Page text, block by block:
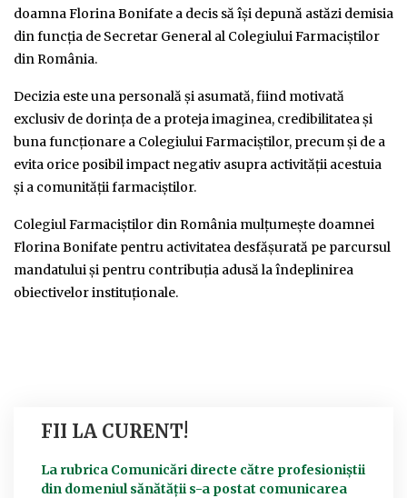
doamna Florina Bonifate a decis să își depună astăzi demisia
din funcția de Secretar General al Colegiului Farmaciștilor
din România.
Decizia este una personală și asumată, fiind motivată
exclusiv de dorința de a proteja imaginea, credibilitatea și
buna funcționare a Colegiului Farmaciștilor, precum și de a
evita orice posibil impact negativ asupra activității acestuia
și a comunității farmaciștilor.
Colegiul Farmaciștilor din România mulțumește doamnei
Florina Bonifate pentru activitatea desfășurată pe parcursul
mandatului și pentru contribuția adusă la îndeplinirea
obiectivelor instituționale.
FII LA CURENT!
La rubrica Comunicări directe către profesioniștii
din domeniul sănătății s-a postat comunicarea